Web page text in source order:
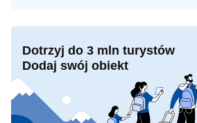
Dotrzyj do 3 mln turystów
Dodaj swój obiekt